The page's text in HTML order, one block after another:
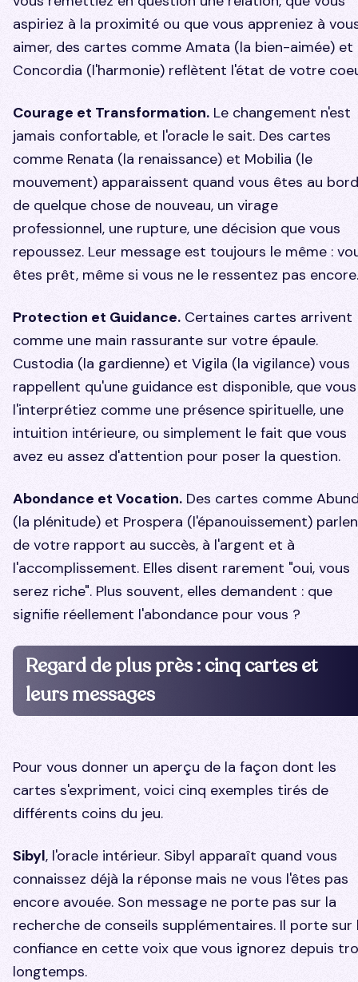
aspiriez à la proximité ou que vous appreniez à
aimer, des cartes comme Amata (la bien-aimée) et
Concordia (l'harmonie) reflètent l'état de votre
Courage et Transformation. Le changement n'est
jamais confortable, et l'oracle le sait. Des cartes
comme Renata (la renaissance) et Mobilia (le
mouvement) apparaissent quand vous êtes au bord
de quelque chose de nouveau, un virage
professionnel, une rupture, une décision que vous
repoussez. Leur message est toujours le même :
êtes prêt, même si vous ne le ressentez pas encore.
Protection et Guidance. Certaines cartes arrivent
comme une main rassurante sur votre épaule.
Custodia (la gardienne) et Vigila (la vigilance) vous
rappellent qu'une guidance est disponible, que vous
l'interprétiez comme une présence spirituelle, une
intuition intérieure, ou simplement le fait que vous
avez eu assez d'attention pour poser la question.
Abondance et Vocation. Des cartes comme
(la plénitude) et Prospera (l'épanouissement)
de votre rapport au succès, à l'argent et à
l'accomplissement. Elles disent rarement "oui, vous
serez riche". Plus souvent, elles demandent : que
signifie réellement l'abondance pour vous ?
Regard de plus près : cinq cartes et
leurs messages
Pour vous donner un aperçu de la façon dont les
cartes s'expriment, voici cinq exemples tirés de
différents coins du jeu.
Sibyl, l'oracle intérieur. Sibyl apparaît quand vous
connaissez déjà la réponse mais ne vous l'êtes pas
encore avouée. Son message ne porte pas sur la
recherche de conseils supplémentaires. Il porte sur
confiance en cette voix que vous ignorez depuis
longtemps.